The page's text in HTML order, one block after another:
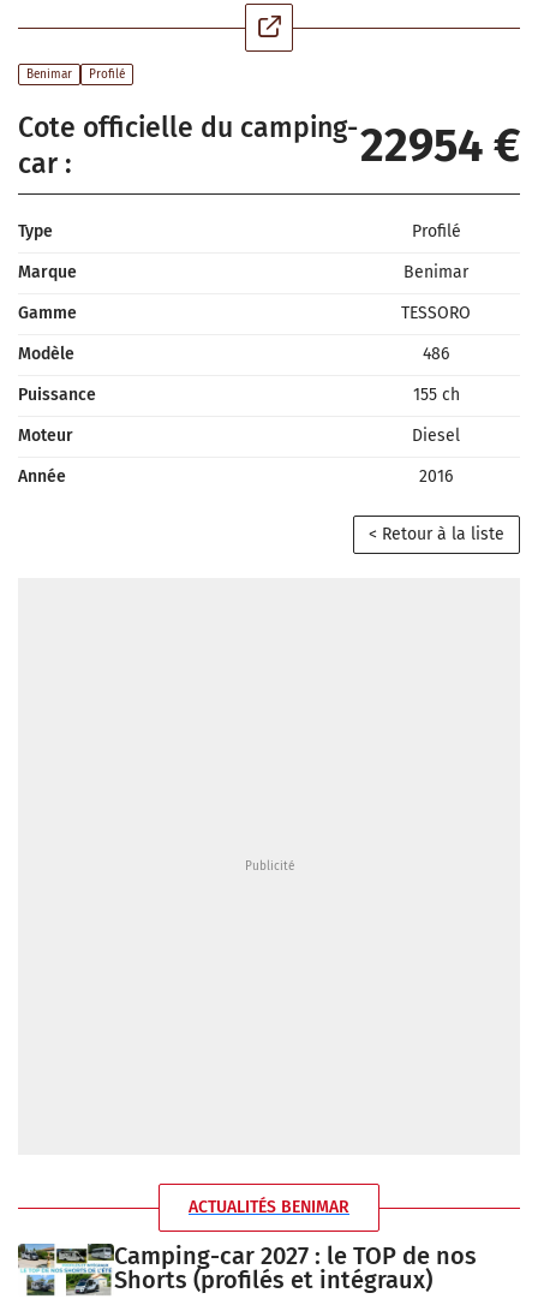
Benimar Profilé
Cote officielle du camping-
car :
22954 €
Type
Profilé
Marque
Benimar
Gamme
TESSORO
Modèle
486
Puissance
155 ch
Moteur
Diesel
Année
2016
< Retour à la liste
ACTUALITÉS BENIMAR
Camping-car 2027 : le TOP de nos
Shorts (profilés et intégraux)